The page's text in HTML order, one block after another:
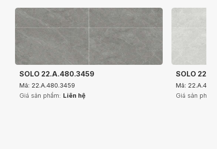
SOLO 22.A.480.3459
Mã: 22.A.480.3459
Giá sản phẩm: Liên hệ
SOLO
Mã:
Giá sản